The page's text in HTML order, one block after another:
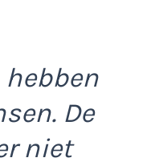
hebben
De
niet